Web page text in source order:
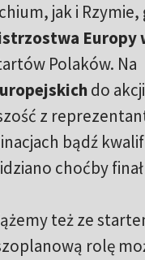
jak i Rzymie,
Europy
Polaków. Na
do
z
bądź
choćby
też ze
rolę